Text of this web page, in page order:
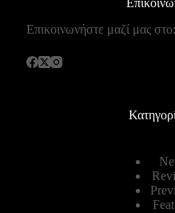
Επικοινωνήστε μαζί μας